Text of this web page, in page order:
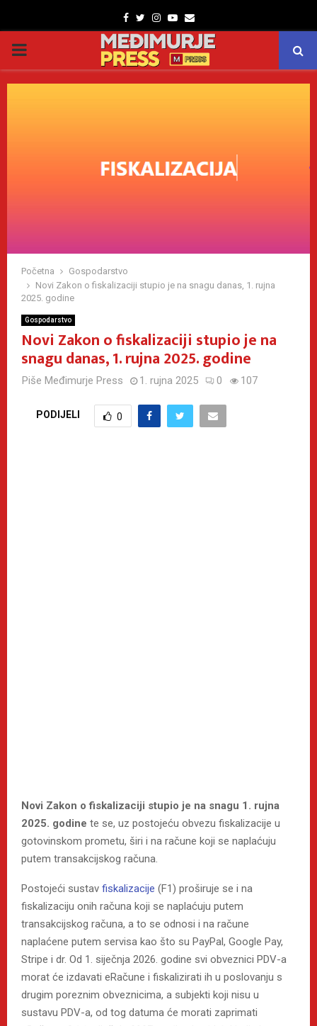
Facebook
TwitterInstagram
Youtube
Email
PRIMARY
MENU
Početna
Gospodarstvo
Novi Zakon o fiskalizaciji stupio je na snagu danas, 1. rujna
2025. godine
Gospodarstvo
Novi Zakon o fiskalizaciji stupio je na
snagu danas, 1. rujna 2025. godine
Piše Međimurje Press 1. rujna 2025 0 107
PODIJELI 0
Novi Zakon o fiskalizaciji stupio je na snagu 1. rujna
2025. godine te se, uz postojeću obvezu fiskalizacije u
gotovinskom prometu, širi i na račune koji se naplaćuju
putem transakcijskog računa.
Postojeći sustav fiskalizacije (F1) proširuje se i na
fiskalizaciju onih računa koji se naplaćuju putem
transakcijskog računa, a to se odnosi i na račune
naplaćene putem servisa kao što su PayPal, Google Pay,
Stripe i dr. Od 1. siječnja 2026. godine svi obveznici PDV-a
morat će izdavati eRačune i fiskalizirati ih u poslovanju s
drugim poreznim obveznicima, a subjekti koji nisu u
sustavu PDV-a, od tog datuma će morati zaprimati